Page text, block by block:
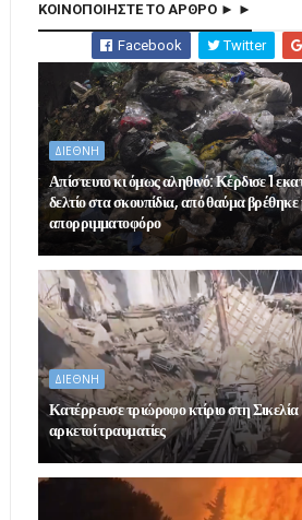
ΚΟΙΝΟΠΟΙΗΣΤΕ ΤΟ ΑΡΘΡΟ ► ►
Facebook Twitter
ΔΙΕΘΝΗ
Απίστευτο κι όμως αληθινό: Κέρδισε 1
δελτίο στα σκουπίδια, από θαύμα
απορριμματοφόρο
ΔΙΕΘΝΗ
Κατέρρευσε τριώροφο κτίριο στη
αρκετοί τραυματίες